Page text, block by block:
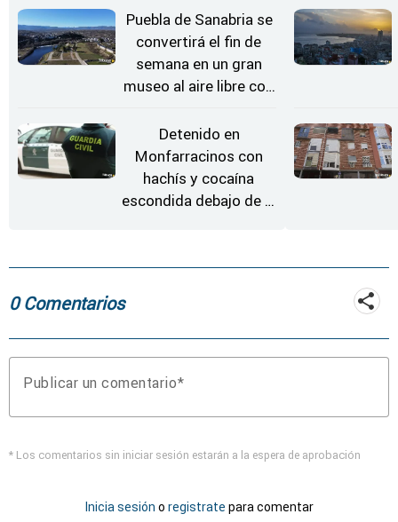
Puebla de Sanabria se
convertirá el fin de
semana en un gran
museo al aire libre con
Detenido en
Monfarracinos con
hachís y cocaína
escondida debajo de la
0 Comentarios
Publicar un comentario
* Los comentarios sin iniciar sesión estarán a la espera de aprobación
Inicia sesión o registrate para comentar